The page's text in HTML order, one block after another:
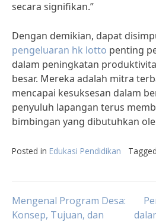
secara signifikan.”
Dengan demikian, dapat
pengeluaran hk lotto penting
dalam peningkatan
besar. Mereka adalah mitra
mencapai kesuksesan dalam
penyuluh lapangan terus
bimbingan yang dibutuhkan
Posted in Edukasi Pendidikan Tagged
Post
Mengenal Program Desa:
Konsep, Tujuan, dan